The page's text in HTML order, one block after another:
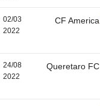
02/03
2022
CF America
24/08
2022
Queretaro FC